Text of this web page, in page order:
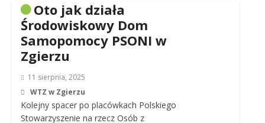
Oto jak działa
Środowiskowy Dom
Samopomocy PSONI w
Zgierzu
11 sierpnia, 2025
WTZ w Zgierzu
Kolejny spacer po placówkach Polskiego
Stowarzyszenie na rzecz Osób z